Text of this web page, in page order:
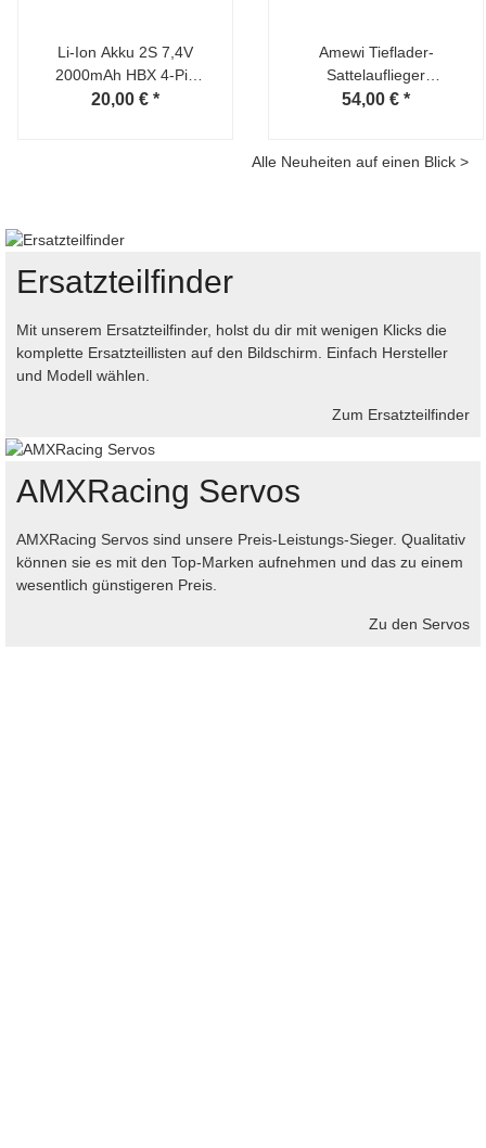
Li-Ion Akku 2S 7,4V
2000mAh HBX 4-Pin
(SM4P)
20,00 € *
Amewi Tieflader-
Sattelauflieger
Dreiachser für Scania
54,00 € *
Alle Neuheiten auf einen Blick >
Ersatzteilfinder
Mit unserem Ersatzteilfinder, holst du dir mit wenigen Klicks die
komplette Ersatzteillisten auf den Bildschirm. Einfach Hersteller
und Modell wählen.
Zum Ersatzteilfinder
AMXRacing Servos
AMXRacing Servos sind unsere Preis-Leistungs-Sieger. Qualitativ
können sie es mit den Top-Marken aufnehmen und das zu einem
wesentlich günstigeren Preis.
Zu den Servos